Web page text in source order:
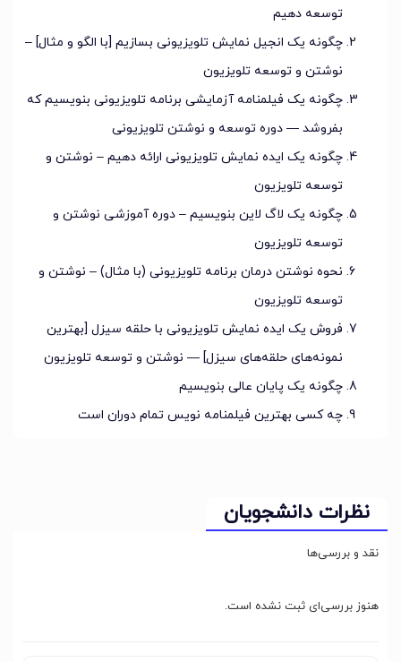
توسعه دهیم
چگونه یک انجیل نمایش تلویزیونی بسازیم [با الگو و مثال] –
نوشتن و توسعه تلویزیون
چگونه یک فیلمنامه آزمایشی برنامه تلویزیونی بنویسیم که
بفروشد — دوره توسعه و نوشتن تلویزیونی
چگونه یک ایده نمایش تلویزیونی ارائه دهیم – نوشتن و
توسعه تلویزیون
چگونه یک لاگ لاین بنویسیم – دوره آموزشی نوشتن و
توسعه تلویزیون
نحوه نوشتن درمان برنامه تلویزیونی (با مثال) – نوشتن و
توسعه تلویزیون
فروش یک ایده نمایش تلویزیونی با حلقه سیزل [بهترین
نمونه‌های حلقه‌های سیزل] — نوشتن و توسعه تلویزیون
چگونه یک پایان عالی بنویسیم
چه کسی بهترین فیلمنامه نویس تمام دوران است
نظرات دانشجویان
نقد و بررسی‌ها
هنوز بررسی‌ای ثبت نشده است.